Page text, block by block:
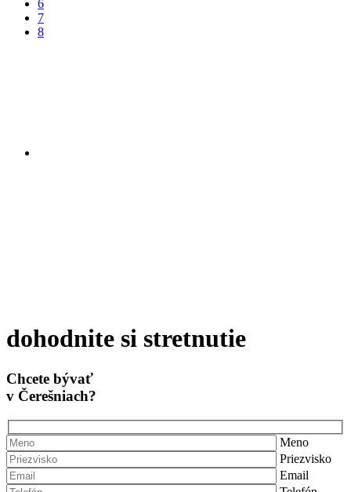
6
7
8
dohodnite si stretnutie
Chcete bývať
v Čerešniach?
Meno
Priezvisko
Email